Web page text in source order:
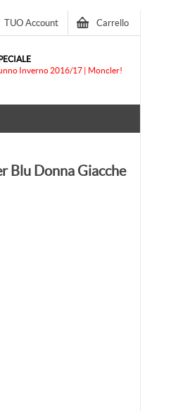
Carrello
TUO Account
Inverno 2016/17 | Moncler!
Blu Donna Giacche